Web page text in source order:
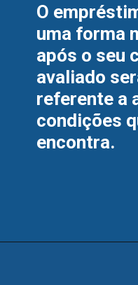
O
uma forma
após o seu
avaliado
referente a
condições
encontra.